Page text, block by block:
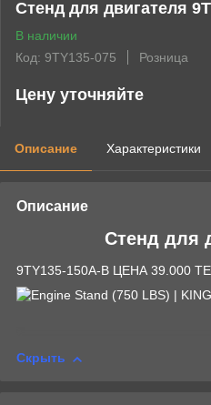
Стенд для двигателя
В наличии
Код: 9TY135-075
Розница
Цену уточняйте
Описание Характеристики
Описание
Стенд для
9TY135-150A-B ЦЕНА 39.000
Скрыть